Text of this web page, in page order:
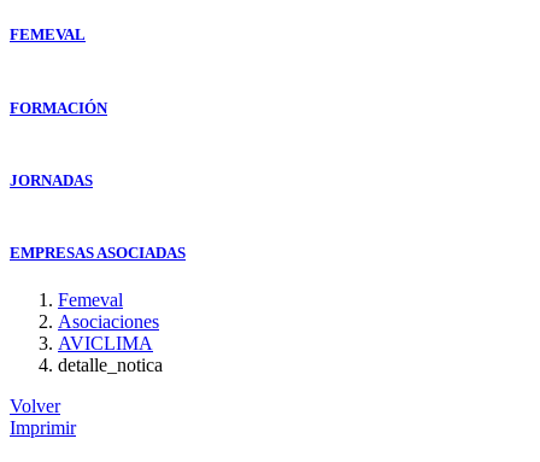
FEMEVAL
FORMACIÓN
JORNADAS
EMPRESAS ASOCIADAS
Femeval
Asociaciones
AVICLIMA
detalle_notica
Volver
Imprimir